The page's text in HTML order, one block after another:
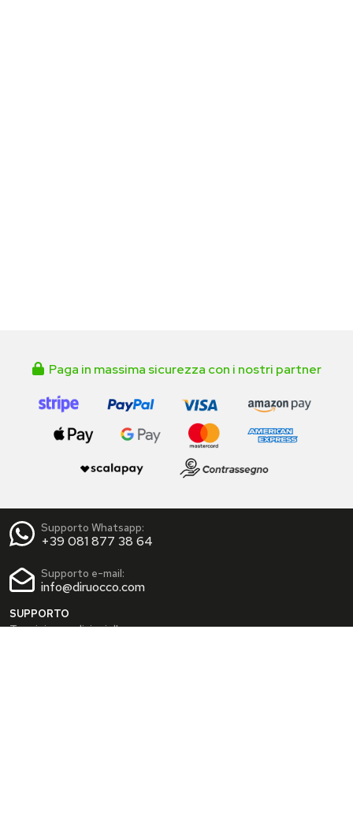
Paga in massima sicurezza con i nostri partner
Supporto Whatsapp:
+39 081 877 38 64
Supporto e-mail:
info@diruocco.com
SUPPORTO
Termini e condizioni d'uso